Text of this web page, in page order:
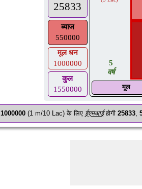
25833
ब्याज
550000
मूल धन
1000000
कुल
1550000
5
वर्ष
मूल
1000000(1 m/10 Lac) के लिए ईएमआईहोगी 25833,